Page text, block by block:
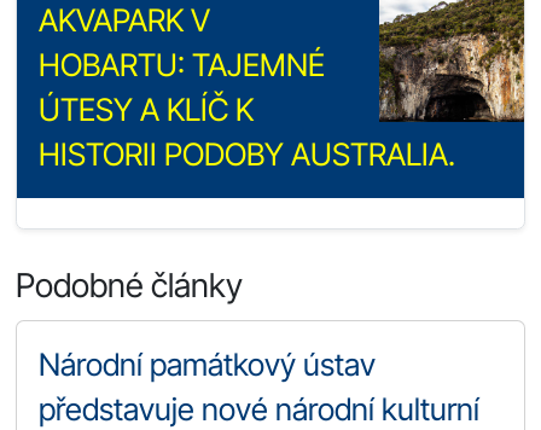
AKVAPARK V
HOBARTU: TAJEMNÉ
ÚTESY A KLÍČ K
HISTORII PODOBY AUSTRALIA.
Podobné články
Národní památkový ústav
představuje nové národní kulturní